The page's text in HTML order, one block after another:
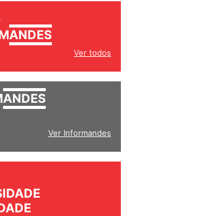
ANDES
Ver todos
ANDES
Ver Informandes